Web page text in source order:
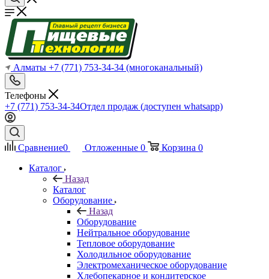
Алматы +7 (771) 753-34-34 (многоканальный)
Телефоны
+7 (771) 753-34-34Отдел продаж (доступен whatsapp)
Сравнение0 Отложенные 0 Корзина 0
Каталог
Назад
Каталог
Оборудование
Назад
Оборудование
Нейтральное оборудование
Тепловое оборудование
Холодильное оборудование
Электромеханическое оборудование
Хлебопекарное и кондитерское